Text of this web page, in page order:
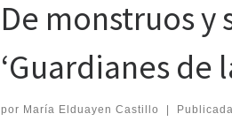
De monstruos
‘Guardianes de
por María Elduayen Castillo Publicada